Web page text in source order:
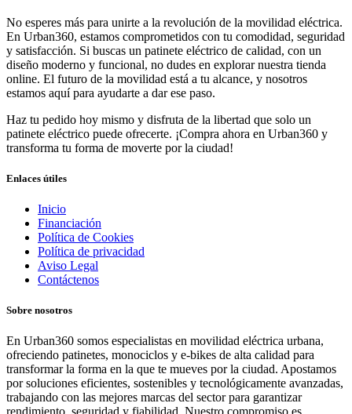
No esperes más para unirte a la revolución de la movilidad eléctrica.
En Urban360, estamos comprometidos con tu comodidad, seguridad
y satisfacción. Si buscas un patinete eléctrico de calidad, con un
diseño moderno y funcional, no dudes en explorar nuestra tienda
online. El futuro de la movilidad está a tu alcance, y nosotros
estamos aquí para ayudarte a dar ese paso.
Haz tu pedido hoy mismo y disfruta de la libertad que solo un
patinete eléctrico puede ofrecerte. ¡Compra ahora en Urban360 y
transforma tu forma de moverte por la ciudad!
Enlaces útiles
Inicio
Financiación
Política de Cookies
Política de privacidad
Aviso Legal
Contáctenos
Sobre nosotros
En Urban360 somos especialistas en movilidad eléctrica urbana,
ofreciendo patinetes, monociclos y e-bikes de alta calidad para
transformar la forma en la que te mueves por la ciudad. Apostamos
por soluciones eficientes, sostenibles y tecnológicamente avanzadas,
trabajando con las mejores marcas del sector para garantizar